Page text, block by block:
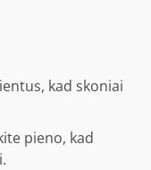
kad skoniai
pieno, kad